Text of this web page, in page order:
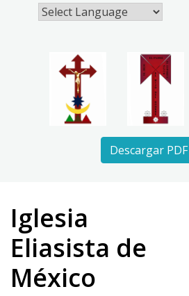
Descargar PDF
content
Iglesia
Eliasista de
México